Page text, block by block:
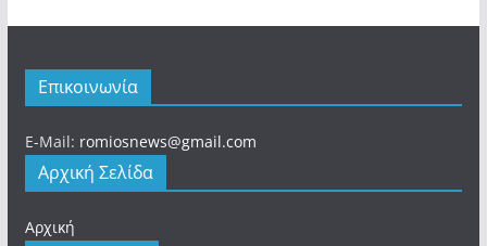
Επικοινωνία
E-Mail: romiosnews@gmail.com
Αρχική Σελίδα
Αρχική